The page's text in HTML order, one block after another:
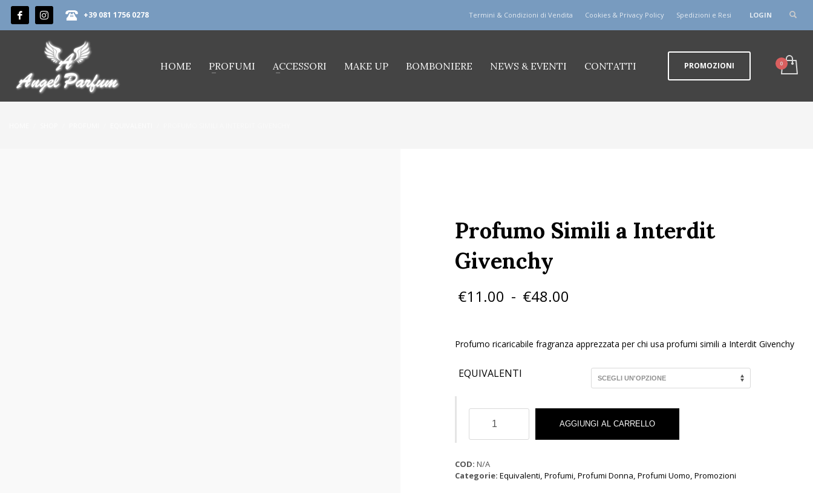
+39 081 1756 0278 Termini & Condizioni di Vendita Cookies & Privacy Policy Spedizioni e Resi LOGIN
HOME PROFUMI ACCESSORI MAKE UP BOMBONIERE NEWS & EVENTI CONTATTI PROMOZIONI
Profumo Simili a Interdit
Givenchy
€11.00 - €48.00
€11.00
a
€48.00
Profumo ricaricabile fragranza apprezzata per chi usa profumi simili a Interdit Givenchy
EQUIVALENTI
Profumo
a
Givenchy
quantità
AGGIUNGI AL CARRELLO
COD: N/A
Categorie: Equivalenti, Profumi, Profumi Donna, Profumi Uomo, Promozioni